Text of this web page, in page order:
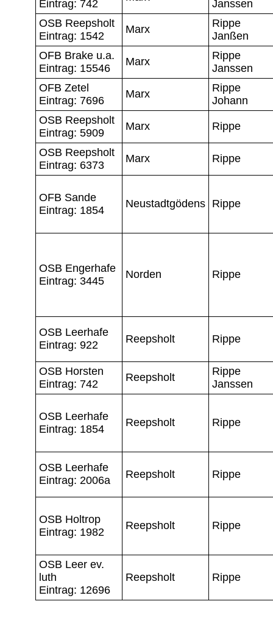
Eintrag: 742
Janssen
OSB Reepsholt
Eintrag: 1542
Marx
Rippe
Janßen
OFB Brake u.a.
Eintrag: 15546
Marx
Rippe
Janssen
OFB Zetel
Eintrag: 7696
Marx
Rippe
Johann
OSB Reepsholt
Eintrag: 5909
Marx Rippe
OSB Reepsholt
Eintrag: 6373
Marx Rippe
OFB Sande
Eintrag: 1854
Neustadtgödens Rippe
OSB Engerhafe
Eintrag: 3445
Norden Rippe
OSB Leerhafe
Eintrag: 922
Reepsholt Rippe
OSB Horsten
Eintrag: 742
Reepsholt
Rippe
Janssen
OSB Leerhafe
Eintrag: 1854
Reepsholt Rippe
OSB Leerhafe
Eintrag: 2006a
Reepsholt Rippe
OSB Holtrop
Eintrag: 1982
Reepsholt Rippe
OSB Leer ev.
luth
Eintrag: 12696
Reepsholt Rippe